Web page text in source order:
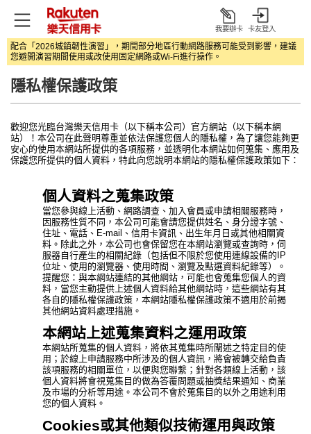
打
開
我要辦卡 卡友登入
配合「2026城鎮韌性演習」，期間部分地區行動網路服務可能受到影響，建議
您避開演習期間使用或改使用固定網路或Wi‑Fi進行操作。
隱私權保護政策
歡迎您光臨台灣樂天信用卡（以下稱本公司）官方網站（以下稱本網
站）！本公司在此聲明尊重並依法保護您個人的隱私權，為了讓您能夠更
安心的使用本網站所提供的各項服務，並透明化本網站如何蒐集、應用及
保護您所提供的個人資料，特此向您說明本網站的隱私權保護政策如下：
個人資料之蒐集政策
當您參與線上活動、網路調查、加入會員或申請相關服務時，
因服務性質不同，本公司可能會請您提供姓名、身分證字號、
住址、電話、E-mail、信用卡資訊、出生年月日或其他相關資
料。除此之外，本公司也會保留您在本網站瀏覽或查詢時，伺
服器自行產生的相關紀錄（包括但不限於您使用連線設備的IP
位址、使用的瀏覽器、使用時間、瀏覽及點選資料紀錄等）。
提醒您：與本網站連結的其他網站，可能也會蒐集您個人的資
料，當您主動提供上述個人資料給其他網站時，這些網站有其
各自的隱私權保護政策，本網站隱私權保護政策不適用於前揭
其他網站資料處理措施。
本網站上述蒐集資料之運用政策
本網站所蒐集的個人資料，將依其蒐集時所闡述之特定目的使
用；於線上申請服務中所涉及的個人資訊，將會被轉交給負責
該項服務的相關單位，以便與您聯繫；針對各類線上活動，該
個人資料將會視蒐集目的做為答覆問題或抽獎結果通知、商業
及市場的分析等用途。本公司不會於蒐集目的以外之用途利用
您的個人資料。
Cookies或其他類似技術運用與政策